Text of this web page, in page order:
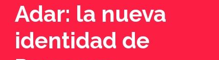
Adar: la nueva
identidad de